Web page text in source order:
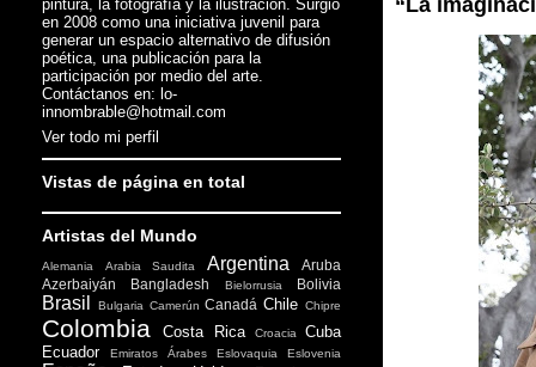
pintura, la fotografía y la ilustración. Surgió
en 2008 como una iniciativa juvenil para
generar un espacio alternativo de difusión
poética, una publicación para la
participación por medio del arte.
Contáctanos en: lo-
innombrable@hotmail.com
Ver todo mi perfil
Vistas de página en total
Artistas del Mundo
Alemania Arabia Saudita Argentina
Aruba
Azerbaiyán
Bangladesh Bielorrusia Bolivia
Brasil Bulgaria Camerún Canadá Chile Chipre
Colombia Costa Rica Croacia
Cuba
Ecuador
Emiratos Árabes Eslovaquia Eslovenia